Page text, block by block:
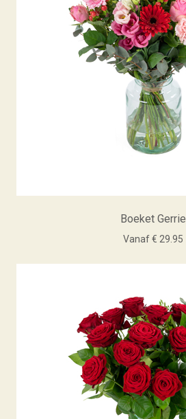
Boeket Gerrie
Vanaf € 29.95